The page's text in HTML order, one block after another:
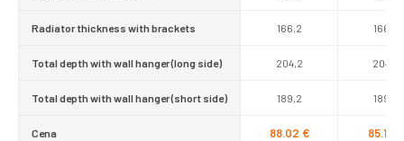
Radiator thickness with brackets 166,2 166,2
Total depth with wall hanger (long side) 204,2 204,2
Total depth with wall hanger (short side) 189,2 189,2
Cena 88.02 € 85.14 €